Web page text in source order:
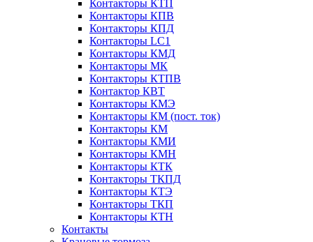
Контакторы КТП
Контакторы КПВ
Контакторы КПД
Контакторы LC1
Контакторы КМД
Контакторы МК
Контакторы КТПВ
Контактор КВТ
Контакторы КМЭ
Контакторы КМ (пост. ток)
Контакторы КМ
Контакторы КМИ
Контакторы КМН
Контакторы КТК
Контакторы ТКПД
Контакторы КТЭ
Контакторы ТКП
Контакторы КТН
Контакты